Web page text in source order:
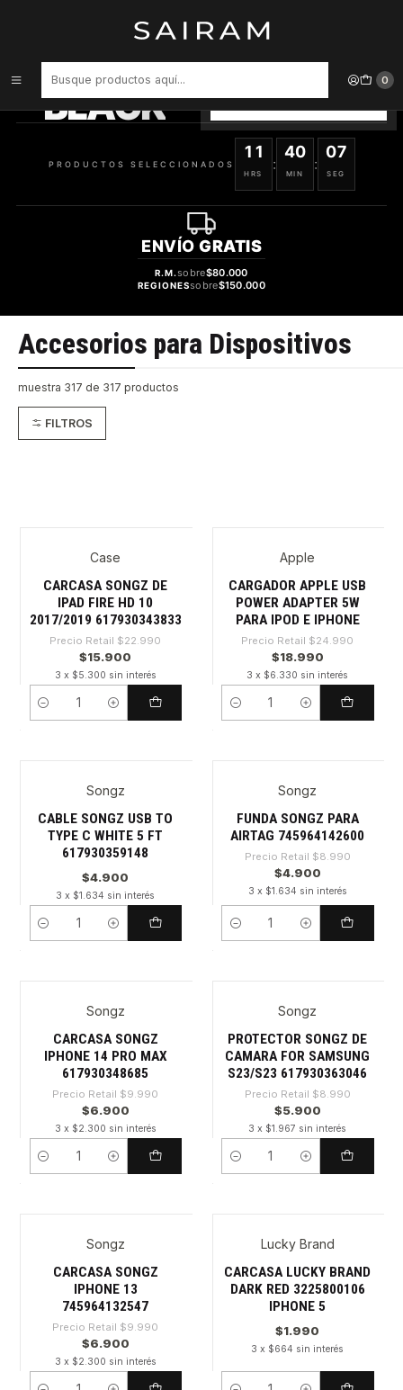
0
BLACK VER OFERTAS
PRODUCTOS SELECCIONADOS
11
HRS
:
40
MIN
:
07
SEG
ENVÍO GRATIS
R.M.sobre$80.000
REGIONESsobre$150.000
Accesorios para Dispositivos
muestra 317 de 317 productos
FILTROS
Case
CARCASA SONGZ DE
IPAD FIRE HD 10
2017/2019 617930343833
Precio Retail $22.990
$15.900
3 x $5.300 sin interés
Cantidad
Apple
CARGADOR APPLE USB
POWER ADAPTER 5W
PARA IPOD E IPHONE
Precio Retail $24.990
$18.990
3 x $6.330 sin interés
Cantidad
Songz
CABLE SONGZ USB TO
TYPE C WHITE 5 FT
617930359148
$4.900
3 x $1.634 sin interés
Cantidad
Songz
FUNDA SONGZ PARA
AIRTAG 745964142600
Precio Retail $8.990
$4.900
3 x $1.634 sin interés
Cantidad
Songz
CARCASA SONGZ
IPHONE 14 PRO MAX
617930348685
Precio Retail $9.990
$6.900
3 x $2.300 sin interés
Cantidad
Songz
PROTECTOR SONGZ DE
CAMARA FOR SAMSUNG
S23/S23 617930363046
Precio Retail $8.990
$5.900
3 x $1.967 sin interés
Cantidad
Songz
CARCASA SONGZ
IPHONE 13
745964132547
Precio Retail $9.990
$6.900
3 x $2.300 sin interés
Lucky Brand
CARCASA LUCKY BRAND
DARK RED 3225800106
IPHONE 5
$1.990
3 x $664 sin interés